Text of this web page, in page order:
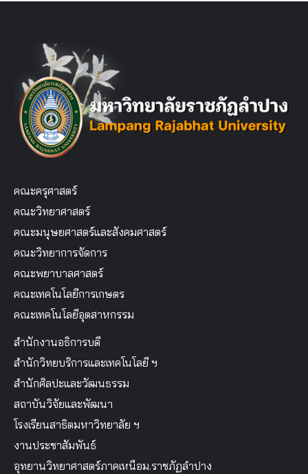
คณะครุศาสตร์
คณะวิทยาศาสตร์
คณะมนุษยศาสตร์และสังคมศาสตร์
คณะวิทยาการจัดการ
คณะพยาบาลศาสตร์
คณะเทคโนโลยีการเกษตร
คณะเทคโนโลยีอุตสาหกรรม
สำนักงานอธิการบดี
สำนักวิทยบริการและเทคโนโลยี ฯ
สำนักศิลปะและวัฒนธรรม
สถาบันวิจัยและพัฒนา
โรงเรียนสาธิตมหาวิทยาลัย ฯ
งานประชาสัมพันธ์
อุทยานวิทยาศาสตร์ภาคเหนือม.ราชภัฏลำปาง